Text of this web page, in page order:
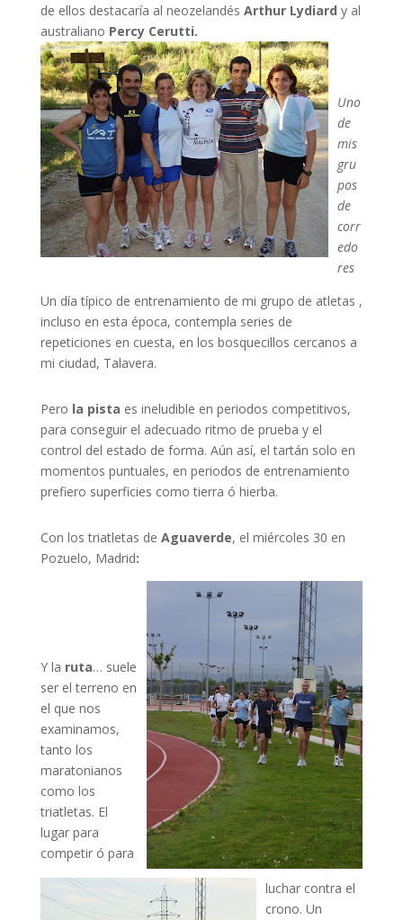
de ellos destacaría al neozelandés Arthur Lydiard y al
australiano Percy Cerutti.
Uno
de
mis
gru
pos
de
corr
edo
res
Un día típico de entrenamiento de mi grupo de atletas ,
incluso en esta época, contempla series de
repeticiones en cuesta, en los bosquecillos cercanos a
mi ciudad, Talavera.
Pero la pista es ineludible en periodos competitivos,
para conseguir el adecuado ritmo de prueba y el
control del estado de forma. Aún así, el tartán solo en
momentos puntuales, en periodos de entrenamiento
prefiero superficies como tierra ó hierba.
Con los triatletas de Aguaverde, el miércoles 30 en
Pozuelo, Madrid:
Y la ruta… suele
ser el terreno en
el que nos
examinamos,
tanto los
maratonianos
como los
triatletas. El
lugar para
competir ó para
luchar contra el
crono. Un